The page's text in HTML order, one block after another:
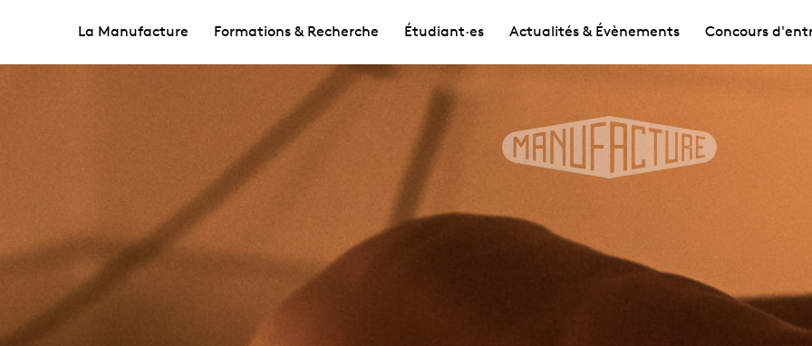
La Manufacture Formations & Recherche Étudiant·es Actualités & Évènements Concours